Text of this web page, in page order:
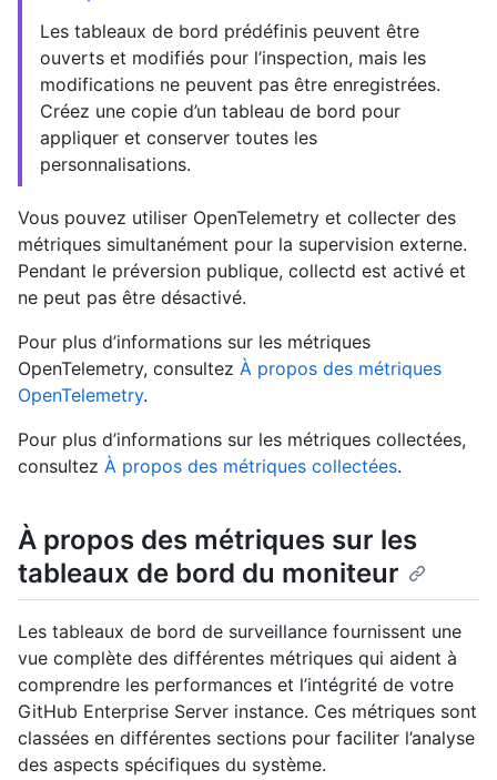
Les tableaux de bord prédéfinis peuvent être
ouverts et modifiés pour l’inspection, mais les
modifications ne peuvent pas être enregistrées.
Créez une copie d’un tableau de bord pour
appliquer et conserver toutes les
personnalisations.
Vous pouvez utiliser OpenTelemetry et collecter des
métriques simultanément pour la supervision externe.
Pendant le préversion publique, collectd est activé et
ne peut pas être désactivé.
Pour plus d’informations sur les métriques
OpenTelemetry, consultez À propos des métriques
OpenTelemetry.
Pour plus d’informations sur les métriques collectées,
consultez À propos des métriques collectées.
À propos des métriques sur les
tableaux de bord du moniteur
Les tableaux de bord de surveillance fournissent une
vue complète des différentes métriques qui aident à
comprendre les performances et l’intégrité de votre
GitHub Enterprise Server instance. Ces métriques sont
classées en différentes sections pour faciliter l’analyse
des aspects spécifiques du système.